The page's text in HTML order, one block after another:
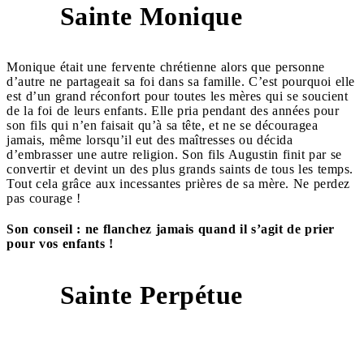
Sainte Monique
Monique était une fervente chrétienne alors que personne
d’autre ne partageait sa foi dans sa famille. C’est pourquoi elle
est d’un grand réconfort pour toutes les mères qui se soucient
de la foi de leurs enfants. Elle pria pendant des années pour
son fils qui n’en faisait qu’à sa tête, et ne se découragea
jamais, même lorsqu’il eut des maîtresses ou décida
d’embrasser une autre religion. Son fils Augustin finit par se
convertir et devint un des plus grands saints de tous les temps.
Tout cela grâce aux incessantes prières de sa mère. Ne perdez
pas courage !
Son conseil : ne flanchez jamais quand il s’agit de prier
pour vos enfants !
Sainte Perpétue